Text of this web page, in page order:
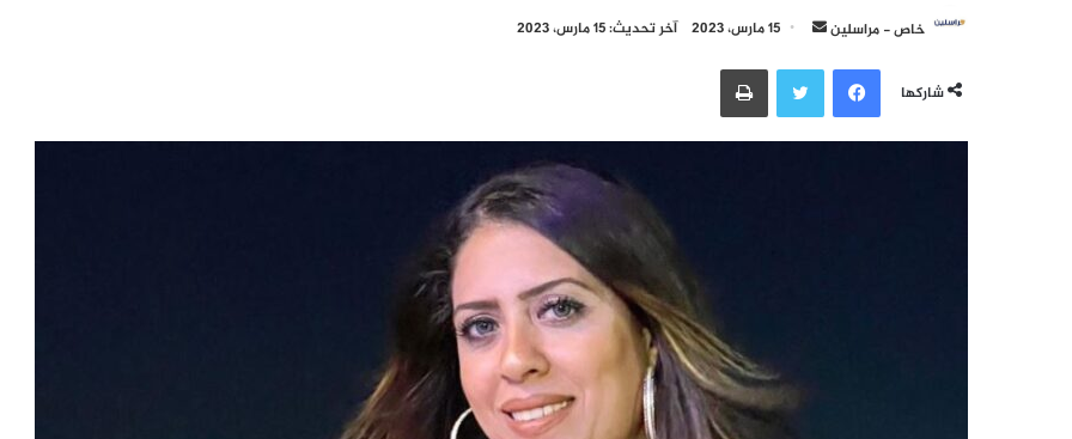
خاص - مراسلين
أرسل
إلكترونيا
15 مارس، 2023 آخر تحديث: 15 مارس، 2023
شاركها
فيسبوكتويتر طباعة